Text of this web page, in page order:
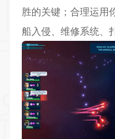
胜的关键；合理运用
船入侵、维修系统、